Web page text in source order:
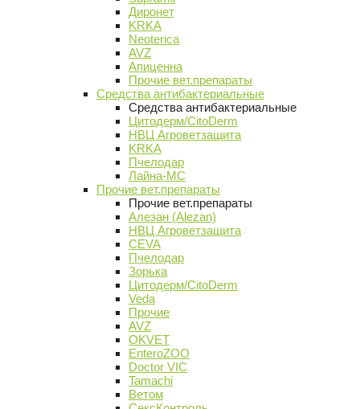
Диронет
KRKA
Neoterica
AVZ
Апиценна
Прочие вет.препараты
Средства антибактериальные
Средства антибактериальные
Цитодерм/CitoDerm
НВЦ Агроветзащита
KRKA
Пчелодар
Лайна-МС
Прочие вет.препараты
Прочие вет.препараты
Алезан (Alezan)
НВЦ Агроветзащита
CEVA
Пчелодар
Зорька
Цитодерм/CitoDerm
Veda
Прочие
AVZ
OKVET
EnteroZOO
Doctor VIC
Tamachi
Ветом